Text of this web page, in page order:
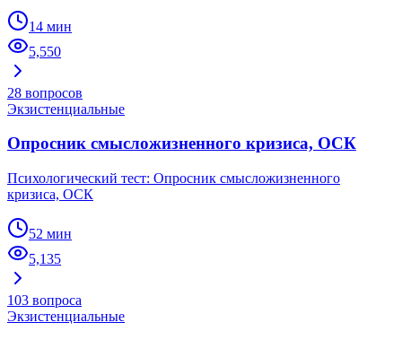
14 мин
5,550
28 вопросов
Экзистенциальные
Опросник смысложизненного кризиса, ОСК
Психологический тест: Опросник смысложизненного
кризиса, ОСК
52 мин
5,135
103 вопроса
Экзистенциальные